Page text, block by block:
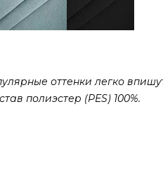
оттенки легко
полиэстер (PES) 100%.